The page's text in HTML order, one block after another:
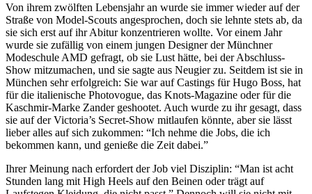
Von ihrem zwölften Lebensjahr an wurde sie immer wieder auf der
Straße von Model-Scouts angesprochen, doch sie lehnte stets ab, da
sie sich erst auf ihr Abitur konzentrieren wollte. Vor einem Jahr
wurde sie zufällig von einem jungen Designer der Münchner
Modeschule AMD gefragt, ob sie Lust hätte, bei der Abschluss-
Show mitzumachen, und sie sagte aus Neugier zu. Seitdem ist sie in
München sehr erfolgreich: Sie war auf Castings für Hugo Boss, hat
für die italienische Photovogue, das Knots-Magazine oder für die
Kaschmir-Marke Zander geshootet. Auch wurde zu ihr gesagt, dass
sie auf der Victoria’s Secret-Show mitlaufen könnte, aber sie lässt
lieber alles auf sich zukommen: “Ich nehme die Jobs, die ich
bekommen kann, und genieße die Zeit dabei.”
Ihrer Meinung nach erfordert der Job viel Disziplin: “Man ist acht
Stunden lang mit High Heels auf den Beinen oder trägt auf